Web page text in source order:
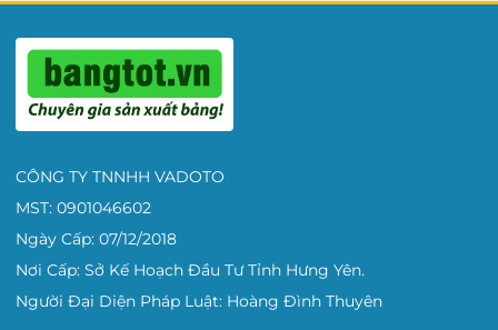
CÔNG TY TNNHH VADOTO
MST: 0901046602
Ngày Cấp: 07/12/2018
Nơi Cấp: Sở Kế Hoạch Đầu Tư Tỉnh Hưng Yên.
Người Đại Diện Pháp Luật: Hoàng Đình Thuyên